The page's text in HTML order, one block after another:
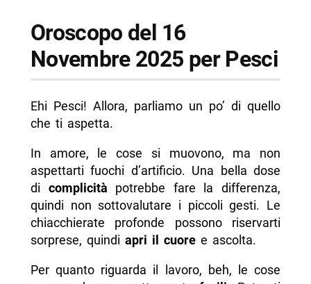
Oroscopo del 16
Novembre 2025 per Pesci
Ehi Pesci! Allora, parliamo un po’ di quello
che ti aspetta.
In amore, le cose si muovono, ma non
aspettarti fuochi d’artificio. Una bella dose
di complicità potrebbe fare la differenza,
quindi non sottovalutare i piccoli gesti. Le
chiacchierate profonde possono riservarti
sorprese, quindi apri il cuoree ascolta.
Per quanto riguarda il lavoro, beh, le cose